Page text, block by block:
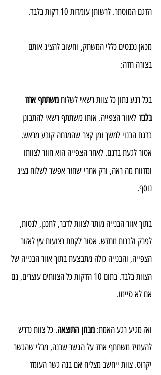
הדגם המוסתר. לרשותן עומדות 10 דקות בלבד.
מכאן נכנסים כללי המשחק, וחשוב להציג אותם
בצורה חדה:
בכל רגע נתון כל צוות רשאי לשלוח משתתף אחד
בלבד לאזור הצפייה. אותו משתתף רשאי להתבונן
בדגם הבנוי למשך זמן קצר שהמנחה קובע מראש.
אסור לגעת בדגם. לאחר הצפייה הוא חוזר לצוותו
ומדווח מה ראה, ורק אחרי שחזר אפשר לשלוח נציג
נוסף.
בתוך אזור הבנייה מותר לצוות לדבר, לתכנן, לנסות,
לפרק ולבנות מחדש. אסור לקחת רצועות עץ לאזור
הצפייה, והבנייה כולה מתבצעת בתוך אזור הבנייה של
הצוות בלבד. בתום 10 הדקות כל הצוותים עוצרים, גם
אם לא סיימו.
ואז מגיע רגע האמת: מבחן התוצאה. כל צוות נדרש
להעמיד משתתף אחד על הגשר שבנה, מבלי שהגשר
יקרוס. צוות ייחשב מצליח אם בנה גשר העומד